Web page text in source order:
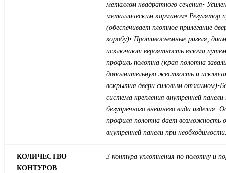
металлом квадратного сечения•
металлическим карманом• Регулятор
(обеспечивает плотное прилегание
коробу)• Противосъемные ригеля,
исключают вероятность взлома путем
профиль полотна (края полотна
дополнительную жесткость и
вскрытия двери силовым отжимом)
система крепления внутренней
безупречного внешнего вида изделия.
профиля полотна дает возможность
внутренней панели при
КОЛИЧЕСТВО
КОНТУРОВ
3 контура уплотнения по полотну и